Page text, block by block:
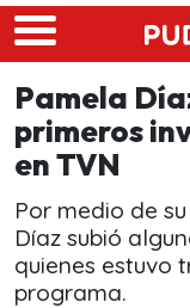
Skip to main content
Pamela
primeros
en TVN
Por medio de
Díaz subió
quienes estuvo
programa.